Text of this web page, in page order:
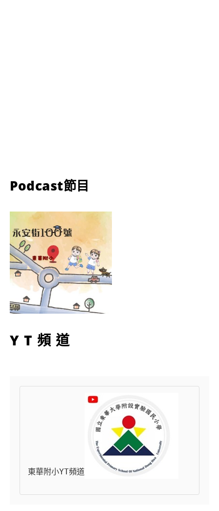
Podcast節目
YT頻道
東華附小YT頻道